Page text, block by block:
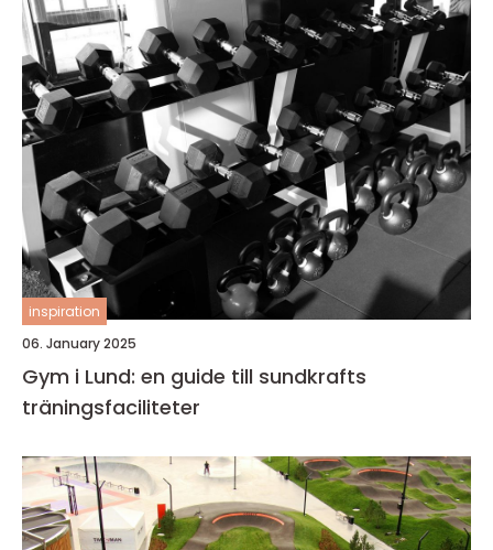
inspiration
06. January 2025
Gym i Lund: en guide till sundkrafts
träningsfaciliteter